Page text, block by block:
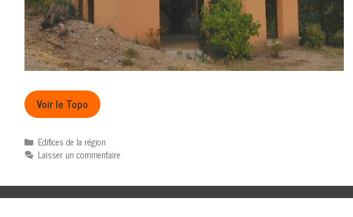
Voir le Topo
Catégories
Edifices de la région
Laisser un commentaire